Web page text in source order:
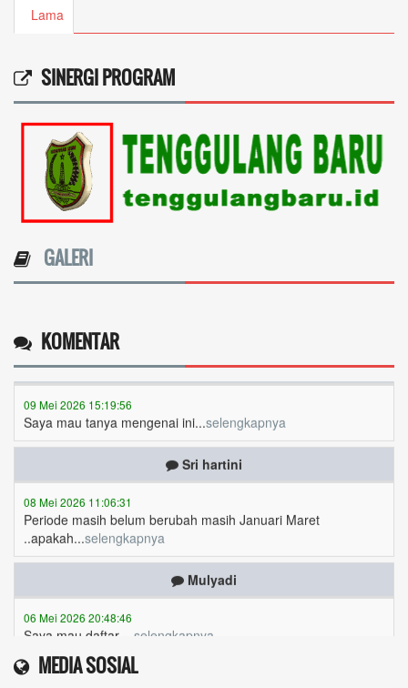
Lama
SINERGI PROGRAM
GALERI
KOMENTAR
09 Mei 2026 15:19:56
Saya mau tanya mengenai ini...selengkapnya
Sri hartini
Periode masih belum berubah masih Januari Maret
..apakah... selengkapnya
Saya mau daftar ...selengkapnya
MEDIA SOSIAL